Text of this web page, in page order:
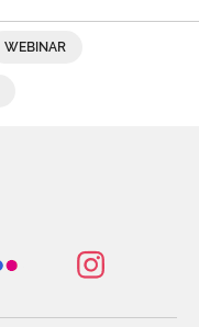
WEBINAR